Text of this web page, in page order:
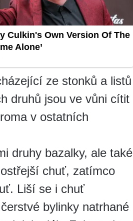
ze stonků a listů
druhů jsou ve vůni cítit
v ostatních
druhy bazalky, ale také
chuť, zatímco
Liší se i chuť
bylinky natrhané